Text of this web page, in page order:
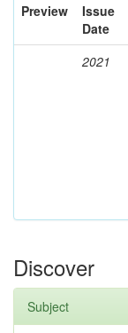
Preview
Issue
Date
2021
Discover
Subject